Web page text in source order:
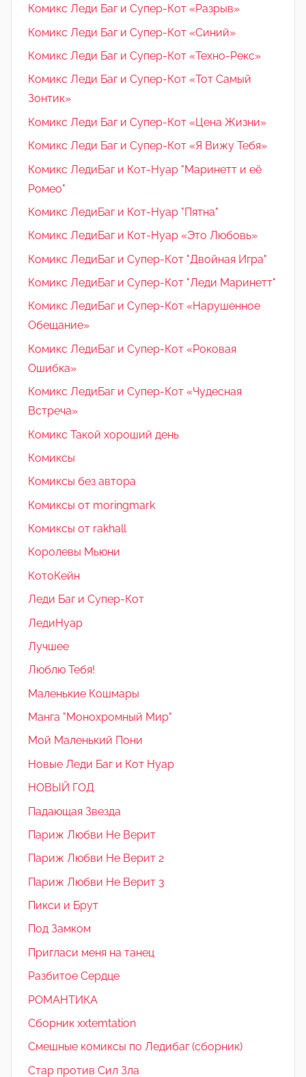
Комикс Леди Баг и Супер-Кот «Разрыв»
Комикс Леди Баг и Супер-Кот «Синий»
Комикс Леди Баг и Супер-Кот «Техно-Рекс»
Комикс Леди Баг и Супер-Кот «Тот Самый
Зонтик»
Комикс Леди Баг и Супер-Кот «Цена Жизни»
Комикс Леди Баг и Супер-Кот «Я Вижу Тебя»
Комикс ЛедиБаг и Кот-Нуар "Маринетт и её
Ромео"
Комикс ЛедиБаг и Кот-Нуар "Пятна"
Комикс ЛедиБаг и Кот-Нуар «Это Любовь»
Комикс ЛедиБаг и Супер-Кот "Двойная Игра"
Комикс ЛедиБаг и Супер-Кот "Леди Маринетт"
Комикс ЛедиБаг и Супер-Кот «Нарушенное
Обещание»
Комикс ЛедиБаг и Супер-Кот «Роковая
Ошибка»
Комикс ЛедиБаг и Супер-Кот «Чудесная
Встреча»
Комикс Такой хороший день
Комиксы
Комиксы без автора
Комиксы от moringmark
Комиксы от rakhall
Королевы Мьюни
КотоКейн
Леди Баг и Супер-Кот
ЛедиНуар
Лучшее
Люблю Тебя!
Маленькие Кошмары
Манга "Монохромный Мир"
Мой Маленький Пони
Новые Леди Баг и Кот Нуар
НОВЫЙ ГОД
Падающая Звезда
Париж Любви Не Верит
Париж Любви Не Верит 2
Париж Любви Не Верит 3
Пикси и Брут
Под Замком
Пригласи меня на танец
Разбитое Сердце
РОМАНТИКА
Сборник xxtemtation
Смешные комиксы по Ледибаг (сборник)
Стар против Сил Зла